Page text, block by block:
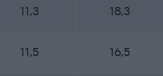
11,3 18,3
11,5 16,5